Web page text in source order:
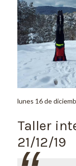
lunes 16 de
Taller
21/12/19